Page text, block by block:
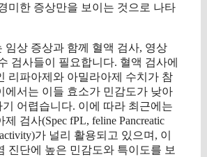
미한 증상만을 보이는 것으로 나타
임상 증상과 함께 혈액 검사, 영상
검사들이 필요합니다. 혈액 검사에
리파아제와 아밀라아제 수치가 참
에서는 이들 효소가 민감도가 낮아
어렵습니다. 이에 따라 최근에는
검사(Spec fPL, feline Pancreatic
가 널리 활용되고 있으며, 이
진단에 높은 민감도와 특이도를 보